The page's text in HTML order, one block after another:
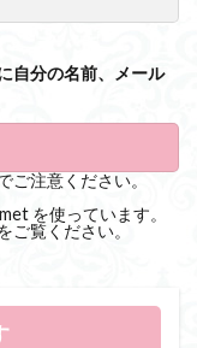
自分の名前、メール
ご注意ください。
を使っています。
ご覧ください。